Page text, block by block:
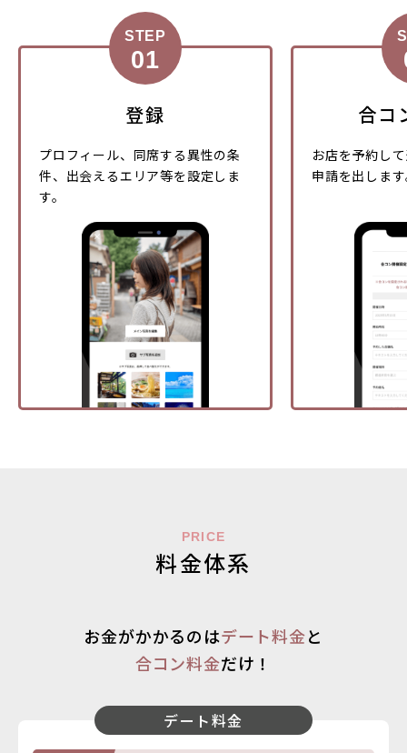
STEP
登録
プロフィール、同席する異性の条
件、出会えるエリア等を設定しま
す。
合コ
お店を予約し
申請を出しま
PRICE
料金体系
お金がかかるのはデート料金と
合コン料金だけ！
デート料金